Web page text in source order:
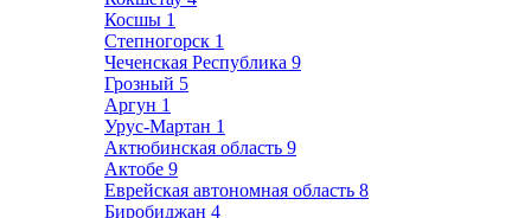
Косшы 1
Степногорск 1
Чеченская Республика 9
Грозный 5
Аргун 1
Урус-Мартан 1
Актюбинская область 9
Актобе 9
Еврейская автономная область 8
Биробиджан 4